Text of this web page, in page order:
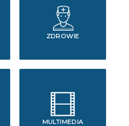
ZDROWIE
MULTIMEDIA